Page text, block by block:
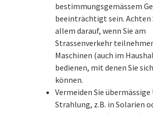
bestimmungsgemässem
beeinträchtigt sein. Achten
allem darauf, wenn Sie am
Strassenverkehr
Maschinen (auch im
bedienen, mit denen Sie
können.
Vermeiden Sie übermässige
Strahlung, z.B. in Solarien